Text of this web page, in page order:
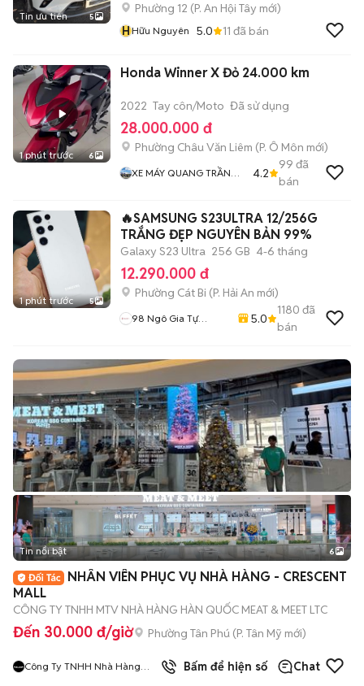
Tin ưu tiên 5
Phường 12 (P. An Hội Tây mới)
HHữu Nguyên 5.0 11 đã bán
1 phút trước 6
Honda Winner X Đỏ 24.000 km
2022 Tay côn/Moto Đã sử dụng
28.000.000 đ
Phường Châu Văn Liêm (P. Ô Môn mới)
XE MÁY QUANG TRẦN
4.2
99 đã
bán
1 phút trước 5
🔥SAMSUNG S23ULTRA 12/256G
TRẮNG ĐẸP NGUYÊN BẢN 99%
Galaxy S23 Ultra 256 GB 4-6 tháng
12.290.000 đ
Phường Cát Bi (P. Hải An mới)
98 Ngô Gia Tự
5.0
1180 đã
bán
+2
Tin nổi bật 6
NHÂN VIÊN PHỤC VỤ NHÀ HÀNG - CRESCENT
MALL
CÔNG TY TNHH MTV NHÀ HÀNG HÀN QUỐC MEAT & MEET LTC
Đến 30.000 đ/giờ Phường Tân Phú (P. Tân Mỹ mới)
Công Ty TNHH Nhà Hàng
9đã bán
Bấm để hiện số Chat